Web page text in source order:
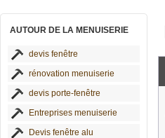
AUTOUR DE LA MENUISERIE
devis fenêtre
rénovation menuiserie
devis porte-fenêtre
Entreprises menuiserie
Devis fenêtre alu